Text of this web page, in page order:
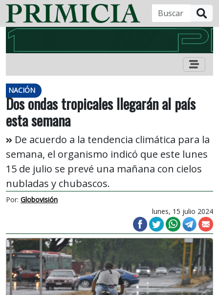
NACIÓN
Dos ondas tropicales llegarán al país
esta semana
De acuerdo a la tendencia climática para la
semana, el organismo indicó que este lunes
15 de julio se prevé una mañana con cielos
nubladas y chubascos.
Por: Globovisión
lunes, 15 julio 2024